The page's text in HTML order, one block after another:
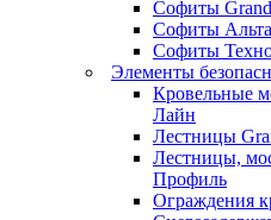
Софиты
Софиты
Софиты
Элементы
Кровельные
Лайн
Лестницы
Лестницы,
Профиль
Ограждения